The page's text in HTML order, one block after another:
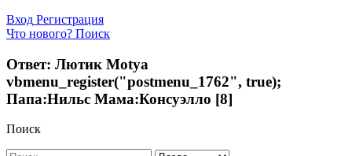
Вход Регистрация
Что нового? Поиск
Ответ: Лютик Motya
vbmenu_register("postmenu_1762", true);
Папа:Нильс Мама:Консуэлло [8]
Поиск